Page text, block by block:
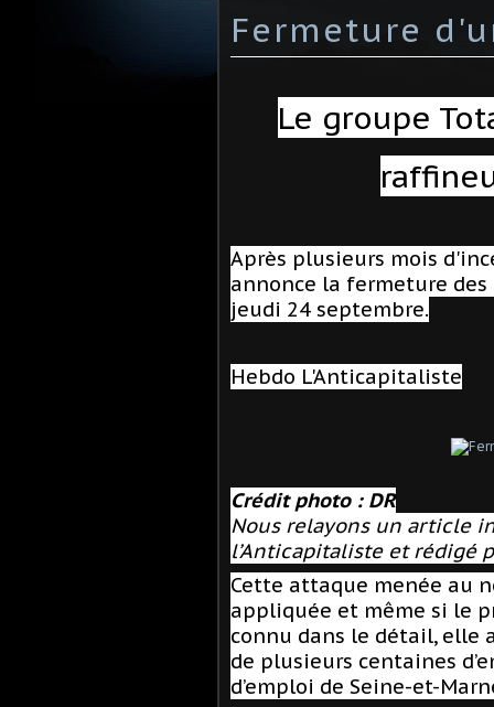
Fermeture
Le groupe
Après plusieurs mois
annonce la fermeture
jeudi 24 septembre.
Hebdo L'Anticapitaliste
Crédit photo : DR
Nous relayons un article
l’Anticapitaliste et rédigé
Cette attaque menée au
appliquée et même si le
connu dans le détail, elle
de plusieurs centaines
d’emploi de Seine-et-